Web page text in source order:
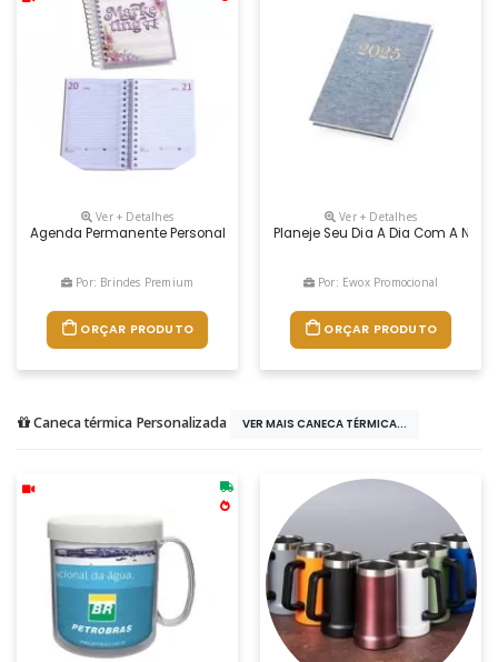
Ver + Detalhes
Agenda Permanente Personalizada Com A Sua Logo Marca Na 1ª E
Por: Brindes Premium
ORÇAR PRODUTO
Ver + Detalhes
Planeje Seu Dia A Dia Com A
Por: Ewox Promocional
ORÇAR PRODUTO
Caneca térmica Personalizada VER MAIS CANECA TÉRMICA...